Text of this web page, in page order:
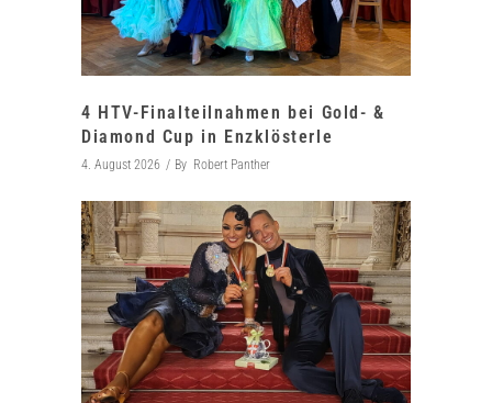
4 HTV-Finalteilnahmen bei Gold- &
Diamond Cup in Enzklösterle
4. August 2026 By Robert Panther